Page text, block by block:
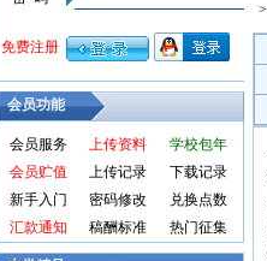
会员功能
会员服务 上传资料
学校包年
会员贮值
上传记录
下载记录
新手入门
密码修改
兑换点数
汇款通知
稿酬标准 热门征集
>